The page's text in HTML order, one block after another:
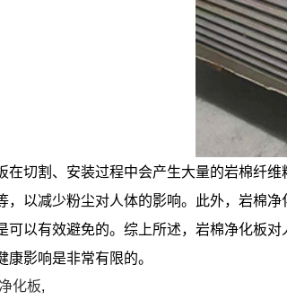
在切割、安装过程中会产生大量的岩棉纤
以减少粉尘对人体的影响。此外，岩棉
可以有效避免的。综上所述，岩棉净化板
影响是非常有限的。
化板,